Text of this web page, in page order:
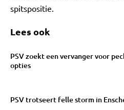
spitspositie.
Lees ook
PSV zoekt een vervanger voor
opties
PSV trotseert felle storm in